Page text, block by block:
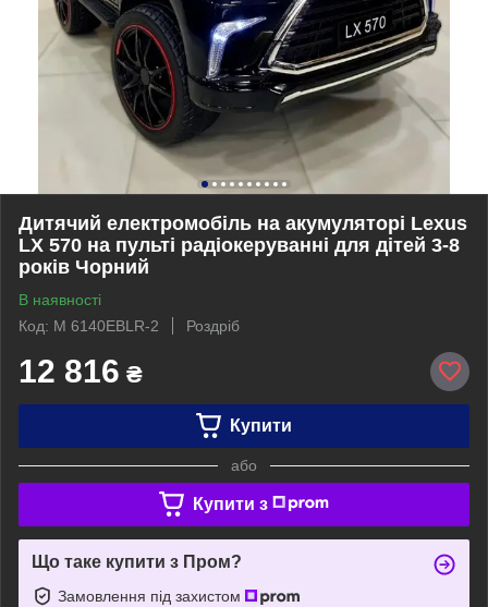
Дитячий електромобіль на акумуляторі Lexus
LX 570 на пульті радіокеруванні для дітей 3-8
років Чорний
В наявності
Код: M 6140EBLR-2
Роздріб
12 816 ₴
Купити
або
Купити з
Що таке купити з Пром?
Замовлення під захистом